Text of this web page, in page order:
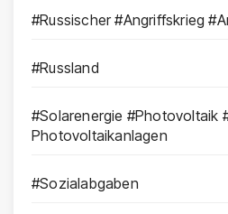
#Russischer #Angriffskrieg
#Russland
#Solarenergie #Photovoltaik
Photovoltaikanlagen
#Sozialabgaben